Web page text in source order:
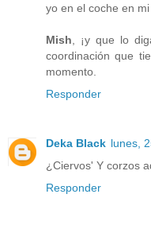
yo en el coche en mi
Mish , ¡y que lo
coordinación que
momento.
Responder
Deka Black lunes,
¿Ciervos' Y corzos
Responder